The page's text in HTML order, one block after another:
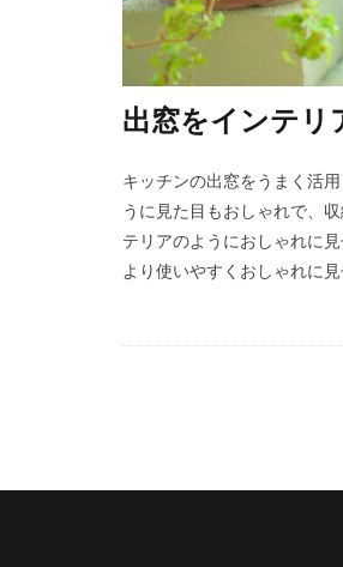
出窓をインテリ
キッチンの出窓をうまく活
うに見た目もおしゃれで、
テリアのようにおしゃれに
より使いやすくおしゃれに